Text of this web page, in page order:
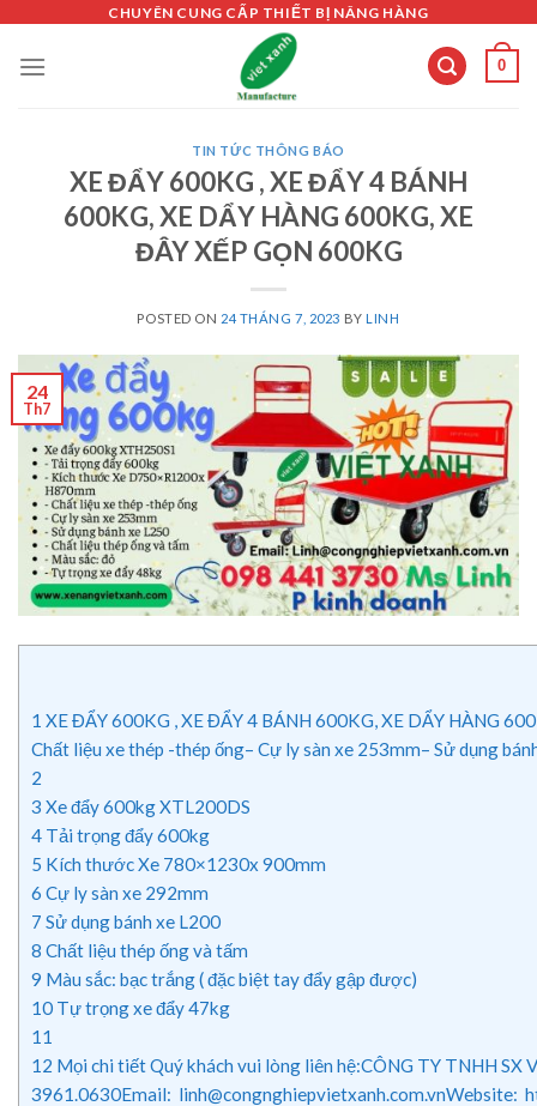
content
CHUYÊN CUNG CẤP THIẾT BỊ NÂNG HÀNG
0
TIN TỨC THÔNG BÁO
XE ĐẨY 600KG , XE ĐẨY 4 BÁNH
600KG, XE DẨY HÀNG 600KG, XE
ĐÂY XẾP GỌN 600KG
POSTED ON 24 THÁNG 7, 2023 BYLINH
24
Th7
1 XE ĐẨY 600KG , XE ĐẨY 4 BÁNH 600KG, XE DẨY HÀNG
Chất liệu xe thép -thép ống– Cự ly sàn xe 253mm– Sử dụng
2
3 Xe đẩy 600kg XTL200DS
4 Tải trọng đẩy 600kg
5 Kích thước Xe 780×1230x 900mm
6 Cự ly sàn xe 292mm
7 Sử dụng bánh xe L200
8 Chất liệu thép ống và tấm
9 Màu sắc: bạc trắng ( đặc biệt tay đẩy gập được)
10 Tự trọng xe đẩy 47kg
11
12 Mọi chi tiết Quý khách vui lòng liên hệ:CÔNG TY TNHH
3961.0630Email: linh@congnghiepvietxanh.com.vnWebsite: